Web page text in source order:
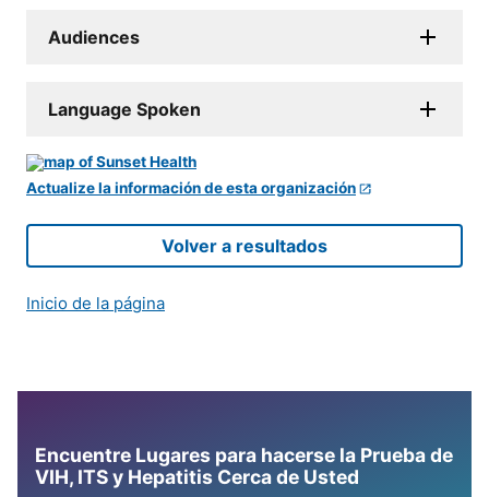
Audiences
Language Spoken
Actualize la información de esta organización
Volver a resultados
Inicio de la página
Encuentre Lugares para hacerse la Prueba de
VIH, ITS y Hepatitis Cerca de Usted